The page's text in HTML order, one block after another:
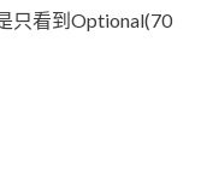
只看到Optional(70